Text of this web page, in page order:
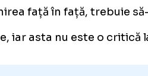
față în față, trebuie
iar asta nu este o